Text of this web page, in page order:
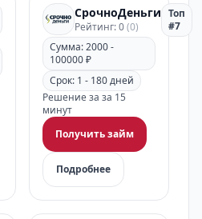
СрочноДеньги
Рейтинг: 0(0)
Топ
#7
Сумма: 2000 -
100000 ₽
Срок: 1 - 180 дней
Решение за за 15
минут
Получить займ
Подробнее